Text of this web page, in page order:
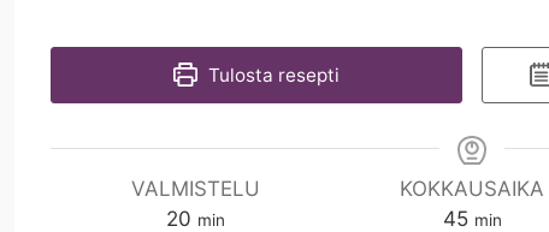
Tulosta resepti
VALMISTELU
20mmin
KOKKAUSAIKA
45mmin